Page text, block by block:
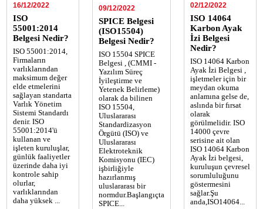
16/12/2022
ISO
55001:2014
Belgesi Nedir?
ISO 55001:2014,
Firmaların
varlıklarından
maksimum değer
elde etmelerini
sağlayan standarta
Varlık Yönetim
Sistemi Standardı
denir. ISO
55001:2014'ü
kullanan ve
işleten kuruluşlar,
günlük faaliyetler
üzerinde daha iyi
kontrole sahip
olurlar,
varlıklarından
daha yüksek ...
09/12/2022
SPICE Belgesi
(ISO15504)
Belgesi Nedir?
ISO 15504 SPICE
Belgesi , (CMMI -
Yazılım Süreç
İyileştirme ve
Yetenek Belirleme)
olarak da bilinen
ISO 15504,
Uluslararası
Standardizasyon
Örgütü (ISO) ve
Uluslararası
Elektroteknik
Komisyonu (IEC)
işbirliğiyle
hazırlanmış
uluslararası bir
normdur.Başlangıçta
SPICE...
02/12/2022
ISO 14064
Karbon Ayak
İzi Belgesi
Nedir?
ISO 14064 Karbon
Ayak İzi Belgesi ,
işletmeler için bir
meydan okuma
anlamına gelse de,
aslında bir fırsat
olarak
görülmelidir. ISO
14000 çevre
serisine ait olan
ISO 14064 Karbon
Ayak İzi belgesi,
kuruluşun çevresel
sorumluluğunu
göstermesini
sağlar.Şu
anda,ISO14064...